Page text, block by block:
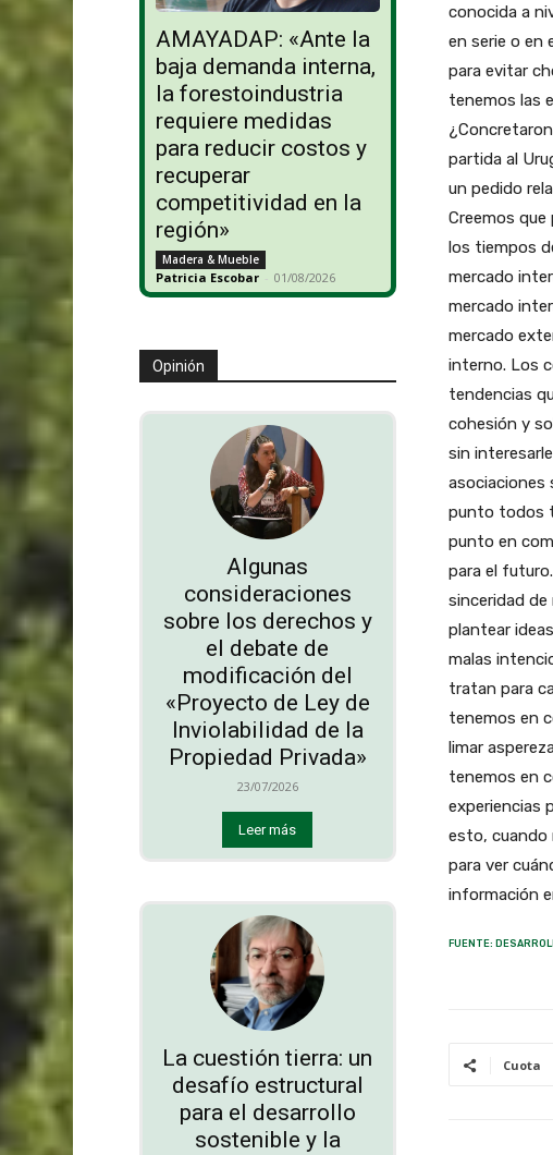
AMAYADAP: «Ante la
baja demanda interna,
la forestoindustria
requiere medidas
para reducir costos y
recuperar
competitividad en la
región»
Madera & Mueble
Patricia Escobar - 01/08/2026
Opinión
Algunas
consideraciones
sobre los derechos y
el debate de
modificación del
«Proyecto de Ley de
Inviolabilidad de la
Propiedad Privada»
23/07/2026
Leer más
La cuestión tierra: un
desafío estructural
para el desarrollo
sostenible y la
conocida a
en serie o en
para evitar
tenemos las
partida al
un pedido
Creemos
los tiempos
mercado
mercado
mercado
interno. Los
tendencias
cohesión y
sin
asociaciones
punto todos
punto en
para el
sinceridad de
plantear
malas
tratan para
tenemos en
limar
tenemos en
experiencias
esto, cuando
para ver
información
FUENTE:
Cuota